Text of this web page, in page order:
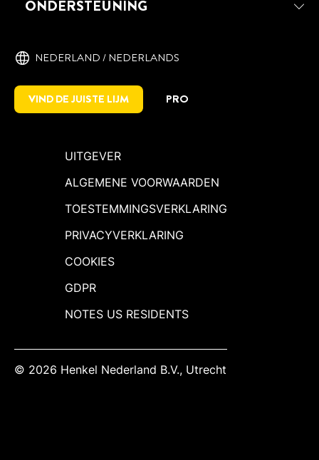
ONDERSTEUNING
NEDERLAND / NEDERLANDS
VIND DE JUISTE LIJM PRO
UITGEVER
ALGEMENE VOORWAARDEN
TOESTEMMINGSVERKLARING
PRIVACYVERKLARING
COOKIES
GDPR
NOTES US RESIDENTS
© 2026 Henkel Nederland B.V., Utrecht